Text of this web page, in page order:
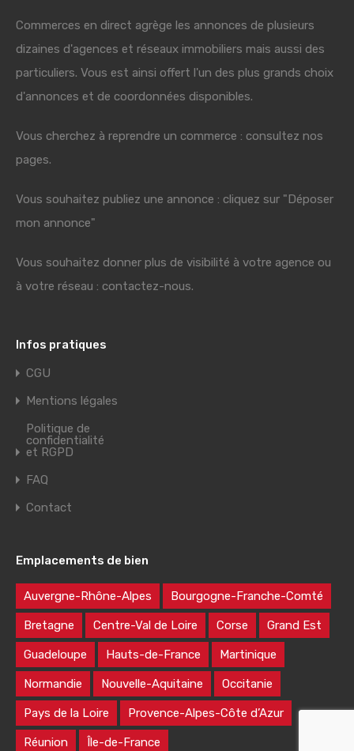
Commerces en direct agrège les annonces de plusieurs
dizaines d'agences et réseaux immobiliers mais aussi des
particuliers. Vous est ainsi offert l'un des plus grands choix
d'annonces et de coordonnées disponibles.
Vous cherchez à reprendre un commerce : consultez nos
pages.
Vous souhaitez publiez une annonce : cliquez sur "Déposer
mon annonce"
Vous souhaitez donner plus de visibilité à votre agence ou
à votre réseau : contactez-nous.
Infos pratiques
CGU
Mentions légales
Politique de
confidentialité
et RGPD
FAQ
Contact
Emplacements de bien
Auvergne-Rhône-Alpes Bourgogne-Franche-Comté
Bretagne Centre-Val de Loire Corse Grand Est
Guadeloupe Hauts-de-France Martinique
Normandie Nouvelle-Aquitaine Occitanie
Pays de la Loire Provence-Alpes-Côte d’Azur
Réunion Île-de-France